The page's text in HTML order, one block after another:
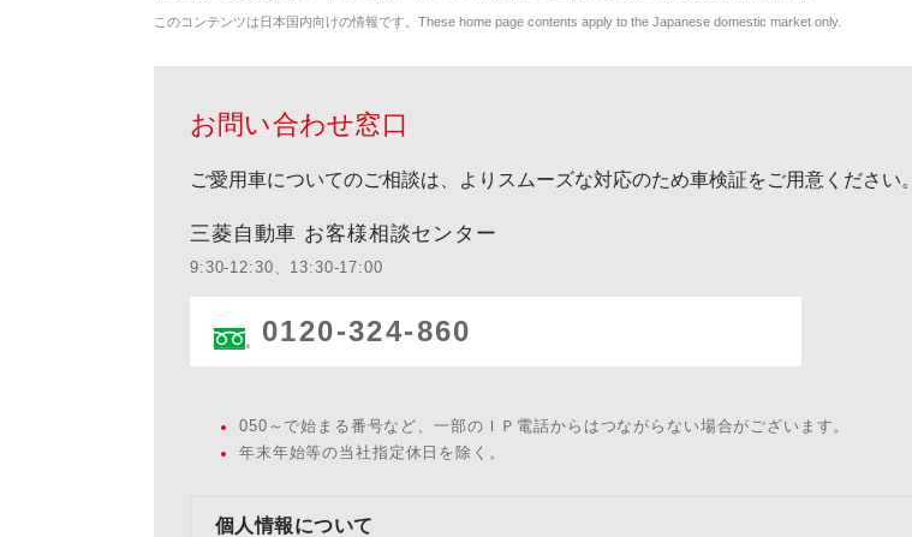
このコンテンツは日本国内向けの情報です。These home page contents apply to the Japanese domestic market only.
お問い合わせ窓口
ご愛用車についてのご相談は、よりスムーズな対応のため車検証をご用意ください。
三菱自動車 お客様相談センター
9:30-12:30、13:30-17:00
0120-324-860
050～で始まる番号など、一部のＩＰ電話からはつながらない場合がございます。
年末年始等の当社指定休日を除く。
個人情報について